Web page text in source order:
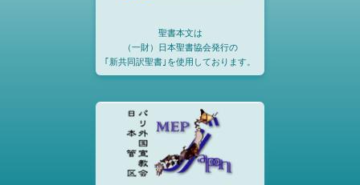
聖書本文は
（一財）日本聖書協会発行の
｢新共同訳聖書｣を使用しております。